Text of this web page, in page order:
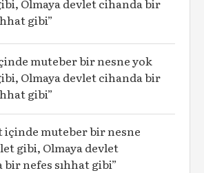
Olmaya devlet cihanda bir
gibi”
muteber bir nesne yok
Olmaya devlet cihanda bir
gibi”
içinde muteber bir nesne
gibi, Olmaya devlet
bir nefes sıhhat gibi”